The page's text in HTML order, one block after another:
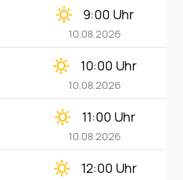
clear_day 9:00 Uhr
10.08.2026
clear_day 10:00 Uhr
10.08.2026
clear_day 11:00 Uhr
10.08.2026
clear_day 12:00 Uhr